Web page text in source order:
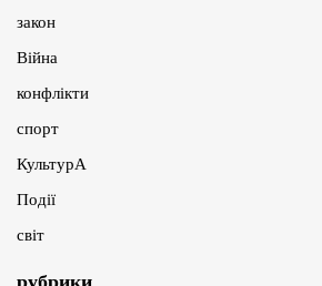
закон
Війна
конфлікти
спорт
КультурА
Події
світ
рубрики